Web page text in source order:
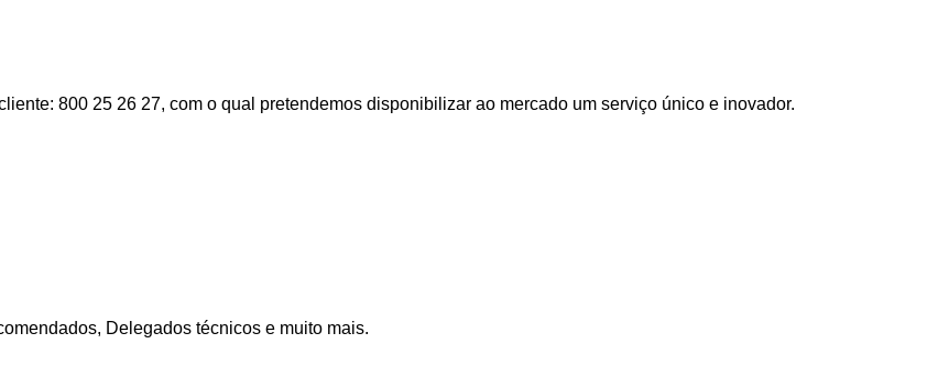
800 25 26 27, com o qual pretendemos disponibilizar ao mercado um serviço único e inovador.
Delegados técnicos e muito mais.